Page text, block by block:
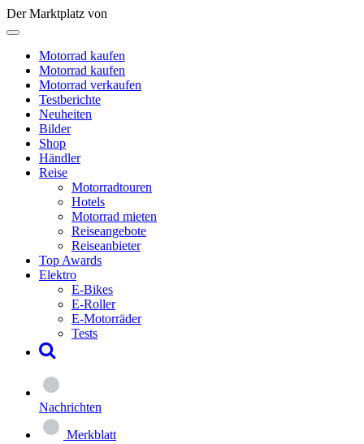
Der Marktplatz von
Motorrad kaufen
Motorrad kaufen
Motorrad verkaufen
Testberichte
Neuheiten
Bilder
Shop
Händler
Reise
Motorradtouren
Hotels
Motorrad mieten
Reiseangebote
Reiseanbieter
Top Awards
Elektro
E-Bikes
E-Roller
E-Motorräder
Tests
Nachrichten
Merkblatt